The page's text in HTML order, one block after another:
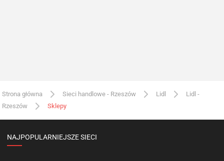
Strona główna Sieci handlowe - Rzeszów Lidl
Lidl -
Rzeszów
Sklepy
NAJPOPULARNIEJSZE SIECI